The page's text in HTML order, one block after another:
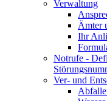
Verwaltung
Ämter
Ihr
Notrufe -
Ver- und